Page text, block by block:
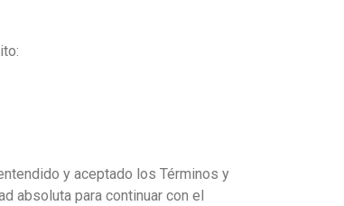
y aceptado los Términos y
absoluta para continuar con el